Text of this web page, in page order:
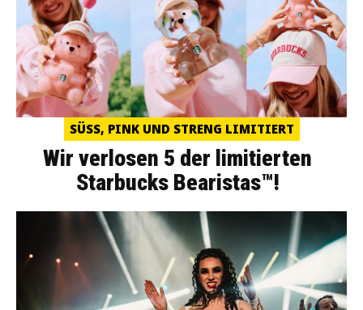
SÜSS, PINK UND STRENG LIMITIERT
Wir verlosen 5 der limitierten
Starbucks Bearistas™!